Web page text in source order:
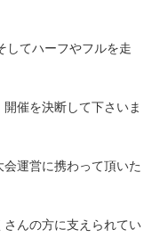
してハーフやフルを走
催を決断して下さいま
運営に携わって頂いた
んの方に支えられてい